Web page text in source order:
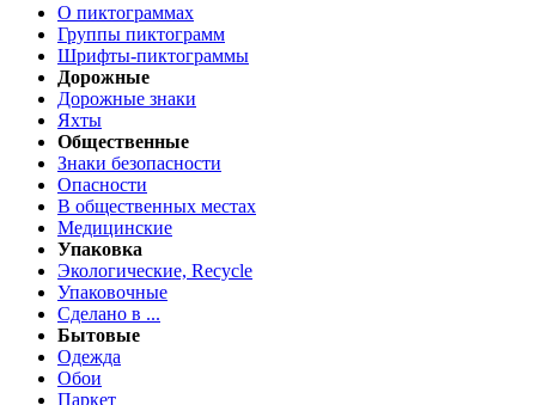
О пиктограммах
Группы пиктограмм
Шрифты-пиктограммы
Дорожные
Дорожные знаки
Яхты
Общественные
Знаки безопасности
Опасности
В общественных местах
Медицинские
Упаковка
Экологические, Recycle
Упаковочные
Сделано в ...
Бытовые
Одежда
Обои
Паркет